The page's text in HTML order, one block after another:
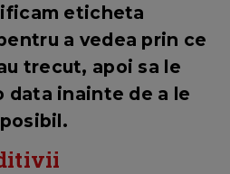
eticheta
a vedea prin ce
trecut, apoi sa le
data inainte de a le